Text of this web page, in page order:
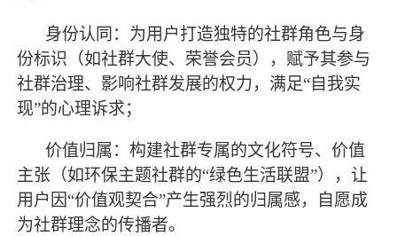
身份认同：为用户打造独特的社群角色与身
份标识（如社群大使、荣誉会员），赋予其参与
社群治理、影响社群发展的权力，满足“自我实
现”的心理诉求；
价值归属：构建社群专属的文化符号、价值
主张（如环保主题社群的“绿色生活联盟”），让
用户因“价值观契合”产生强烈的归属感，自愿成
为社群理念的传播者。